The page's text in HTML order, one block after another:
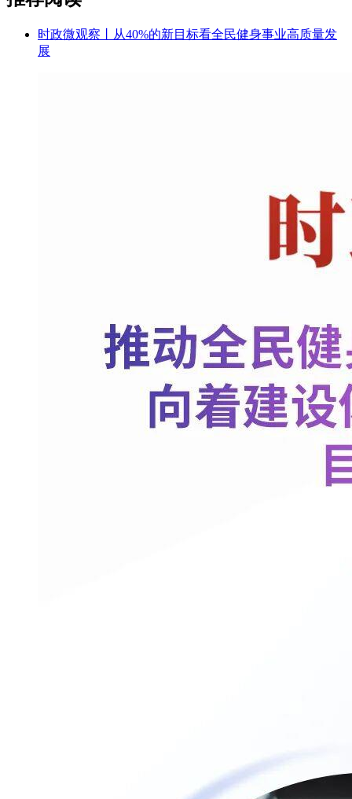
时政微观察丨从40%的新目标看全民健身事业高质量发
展